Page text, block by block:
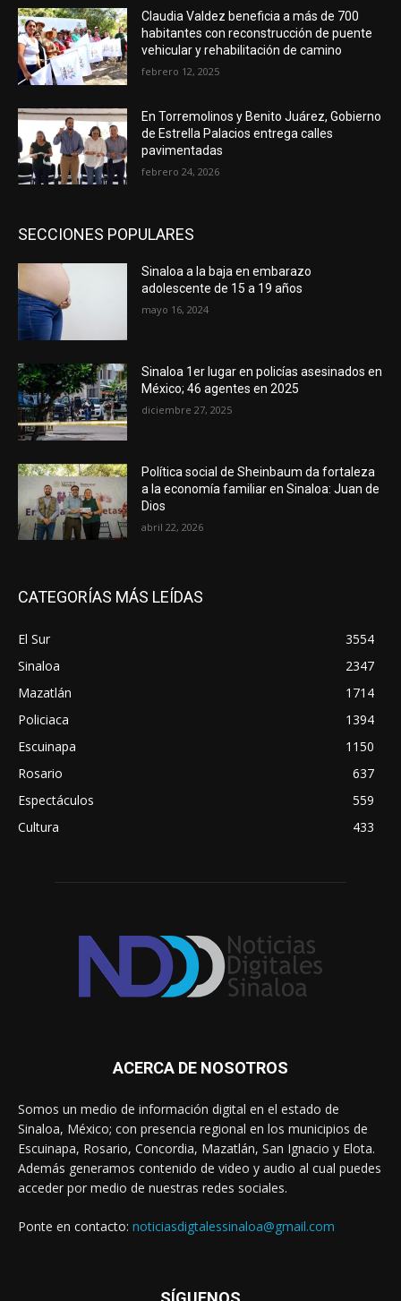
Claudia Valdez beneficia a más de 700
habitantes con reconstrucción de puente
vehicular y rehabilitación de camino
febrero 12, 2025
En Torremolinos y Benito Juárez, Gobierno
de Estrella Palacios entrega calles
pavimentadas
febrero 24, 2026
SECCIONES POPULARES
Sinaloa a la baja en embarazo
adolescente de 15 a 19 años
mayo 16, 2024
Sinaloa 1er lugar en policías asesinados en
México; 46 agentes en 2025
diciembre 27, 2025
Política social de Sheinbaum da fortaleza
a la economía familiar en Sinaloa: Juan de
Dios
abril 22, 2026
CATEGORÍAS MÁS LEÍDAS
El Sur
3554
Sinaloa
2347
Mazatlán
1714
Policiaca
1394
Escuinapa
1150
Rosario
637
Espectáculos
559
Cultura
433
ACERCA DE NOSOTROS
Somos un medio de información digital en el estado de
Sinaloa, México; con presencia regional en los municipios de
Escuinapa, Rosario, Concordia, Mazatlán, San Ignacio y Elota.
Además generamos contenido de video y audio al cual puedes
acceder por medio de nuestras redes sociales.
Ponte en contacto: noticiasdigtalessinaloa@gmail.com